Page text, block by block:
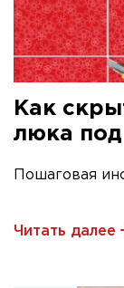
Как
люка под
Пошаговая
Читать далее